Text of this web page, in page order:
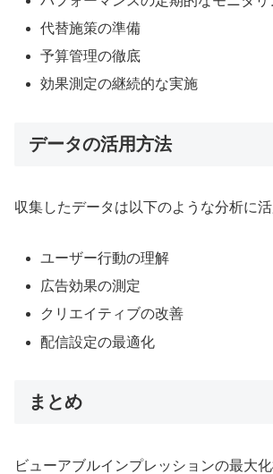
代替施策の準備
予算管理の徹底
効果測定の継続的な実施
データの活用方法
収集したデータは以下のような分析に活
ユーザー行動の理解
広告効果の測定
クリエイティブの改善
配信設定の最適化
まとめ
ビューアブルインプレッションの最大